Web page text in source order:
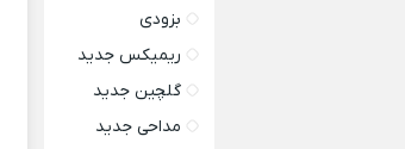
بزودی
ریمیکس جدید
گلچین جدید
مداحی جدید